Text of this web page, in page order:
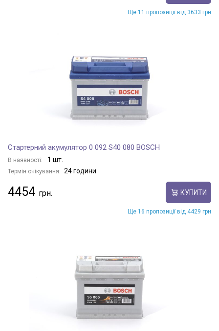
Ще 11 пропозиції від 3633 грн
Стартерний акумулятор 0 092 S40 080 BOSCH
В наявності: 1 шт.
Термін очікування: 24 години
4454 КУПИТИ
Ще 16 пропозиції від 4429 грн